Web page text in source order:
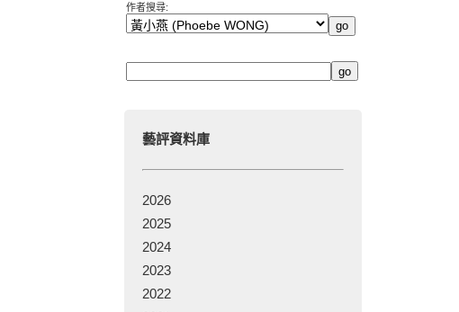
作者搜尋:
藝評資料庫
2026
2025
2024
2023
2022